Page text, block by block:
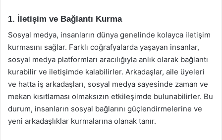
1. İletişim ve Bağlantı Kurma
Sosyal medya, insanların dünya genelinde kolayca iletişim
kurmasını sağlar. Farklı coğrafyalarda yaşayan insanlar,
sosyal medya platformları aracılığıyla anlık olarak bağlantı
kurabilir ve iletişimde kalabilirler. Arkadaşlar, aile üyeleri
ve hatta iş arkadaşları, sosyal medya sayesinde zaman ve
mekan kısıtlaması olmaksızın etkileşimde bulunabilirler. Bu
durum, insanların sosyal bağlarını güçlendirmelerine ve
yeni arkadaşlıklar kurmalarına olanak tanır.